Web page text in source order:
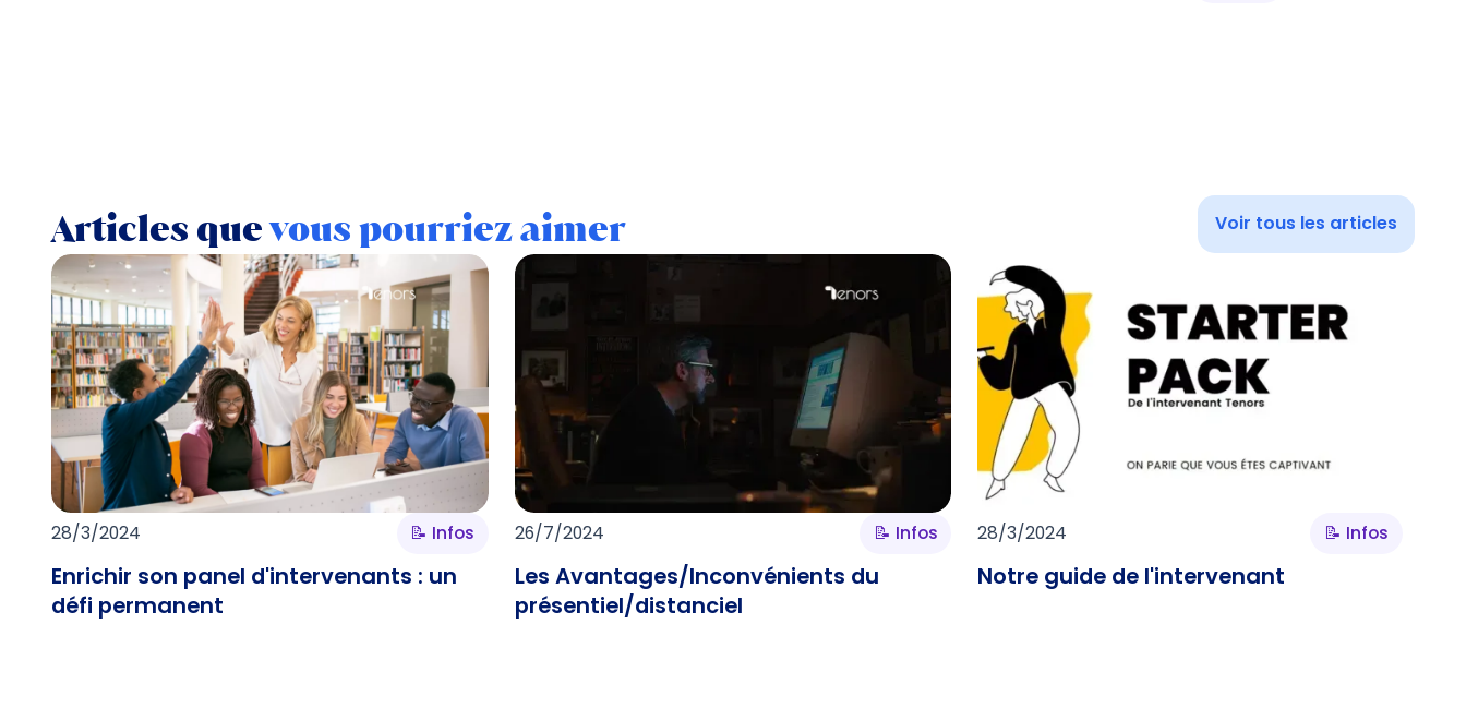
Articles quevous pourriez aimer Voir tous les articles
28/3/2024 📝 Infos
Enrichir son panel d'intervenants : un
défi permanent
26/7/2024 📝 Infos
Les Avantages/Inconvénients du
présentiel/distanciel
28/3/2024 📝 Infos
Notre guide de l'intervenant